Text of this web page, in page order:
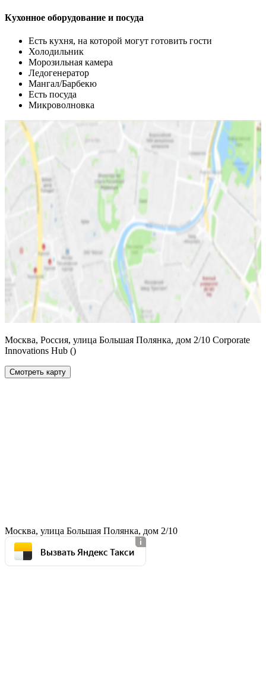
Кухонное оборудование и посуда
Есть кухня, на которой могут готовить гости
Холодильник
Морозильная камера
Ледогенератор
Мангал/Барбекю
Есть посуда
Микроволновка
Москва, Россия, улица Большая Полянка, дом 2/10 Corporate
Innovations Hub ()
Смотреть карту
Москва, улица Большая Полянка, дом 2/10
Вызвать Яндекс Такси